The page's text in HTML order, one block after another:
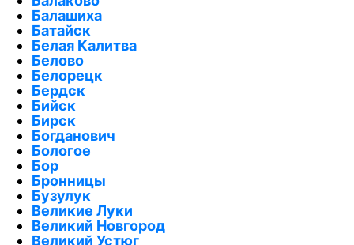
Балашиха
Батайск
Белая Калитва
Белово
Белорецк
Бердск
Бийск
Бирск
Богданович
Бологое
Бор
Бронницы
Бузулук
Великие Луки
Великий Новгород
Великий Устюг